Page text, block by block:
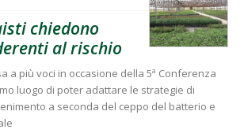
chiedono
al rischio
a più voci in occasione della 5ª Conferenza
luogo di poter adattare le strategie di
a seconda del ceppo del batterio e